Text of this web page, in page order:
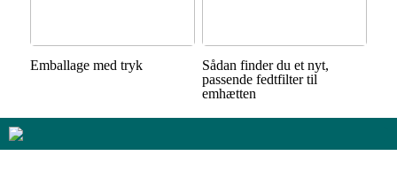
Emballage med tryk
Sådan finder du et nyt,
passende fedtfilter til
emhætten